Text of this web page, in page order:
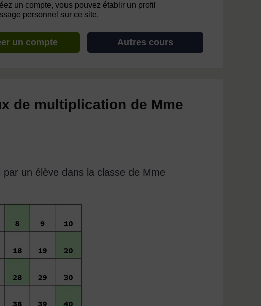
un compte, vous pouvez établir un profil
personnel sur ce site.
un compte Autres cours
de multiplication de Mme
un élève dans la classe de Mme